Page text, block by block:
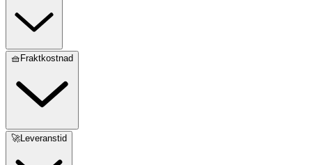
🧺Fraktkostnad
🚀Leveranstid